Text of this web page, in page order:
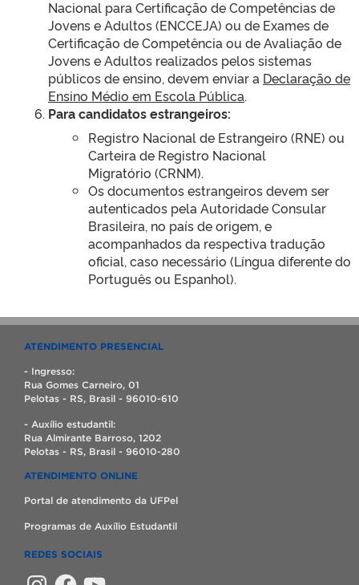
Nacional para Certificação de Competências de
Jovens e Adultos (ENCCEJA) ou de Exames de
Certificação de Competência ou de Avaliação de
Jovens e Adultos realizados pelos sistemas
públicos de ensino, devem enviar a Declaração de
Ensino Médio em Escola Pública.
Para candidatos estrangeiros:
Registro Nacional de Estrangeiro (RNE) ou
Carteira de Registro Nacional
Migratório (CRNM).
Os documentos estrangeiros devem ser
autenticados pela Autoridade Consular
Brasileira, no país de origem, e
acompanhados da respectiva tradução
oficial, caso necessário (Língua diferente do
Português ou Espanhol).
ATENDIMENTO PRESENCIAL
- Ingresso:
Rua Gomes Carneiro, 01
Pelotas - RS, Brasil - 96010-610
- Auxílio estudantil:
Rua Almirante Barroso, 1202
Pelotas - RS, Brasil - 96010-280
ATENDIMENTO ONLINE
Portal de atendimento da UFPel
Programas de Auxílio Estudantil
REDES SOCIAIS
InstagramFacebookYouTube